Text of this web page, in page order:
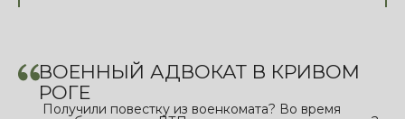
ВОЕННЫЙ АДВОКАТ В КРИВОМ
РОГЕ
Получили повестку из военкомата? Во время